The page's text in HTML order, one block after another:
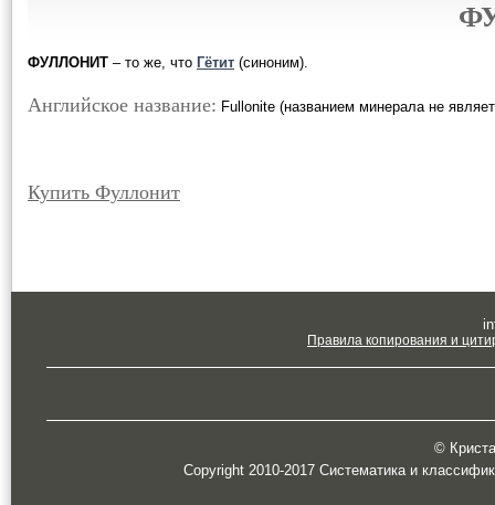
ФУЛЛОНИТ – то же, что Гётит (синоним).
Английское название: Fullonite (названием минерала не
Купить Фуллонит
Правила копирования и
©
Copyright 2010-2017 Систематика и